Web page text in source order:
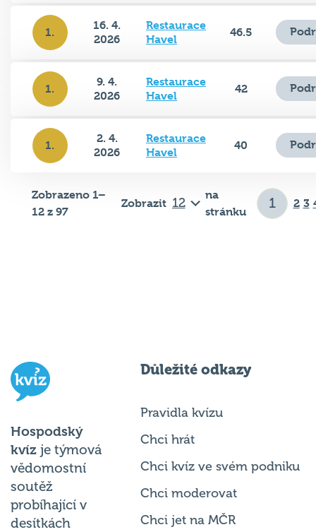
1.
16. 4.
2026
Restaurace
Havel
46.5
1.
9. 4.
2026
Restaurace
Havel
42
1.
2. 4.
2026
Restaurace
Havel
40
Zobrazeno 1–
12 z 97
Zobrazit
na
stránku
2 3
Hospodský
kvíz je týmová
vědomostní
soutěž
probíhající v
desítkách
Důležité odkazy
Pravidla kvízu
Chci hrát
Chci kvíz ve svém podniku
Chci moderovat
Chci jet na MČR